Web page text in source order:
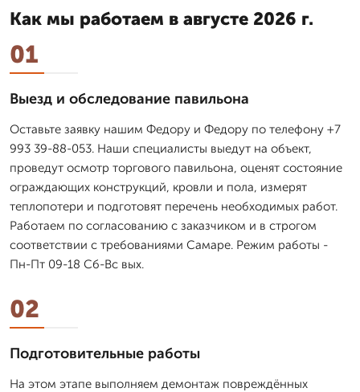
Как мы работаем в августе 2026 г.
01
Выезд и обследование павильона
Оставьте заявку нашим Федору и Федору по телефону +7
993 39-88-053. Наши специалисты выедут на объект,
проведут осмотр торгового павильона, оценят состояние
ограждающих конструкций, кровли и пола, измерят
теплопотери и подготовят перечень необходимых работ.
Работаем по согласованию с заказчиком и в строгом
соответствии с требованиями Самаре. Режим работы -
Пн-Пт 09-18 Сб-Вс вых.
02
Подготовительные работы
На этом этапе выполняем демонтаж повреждённых